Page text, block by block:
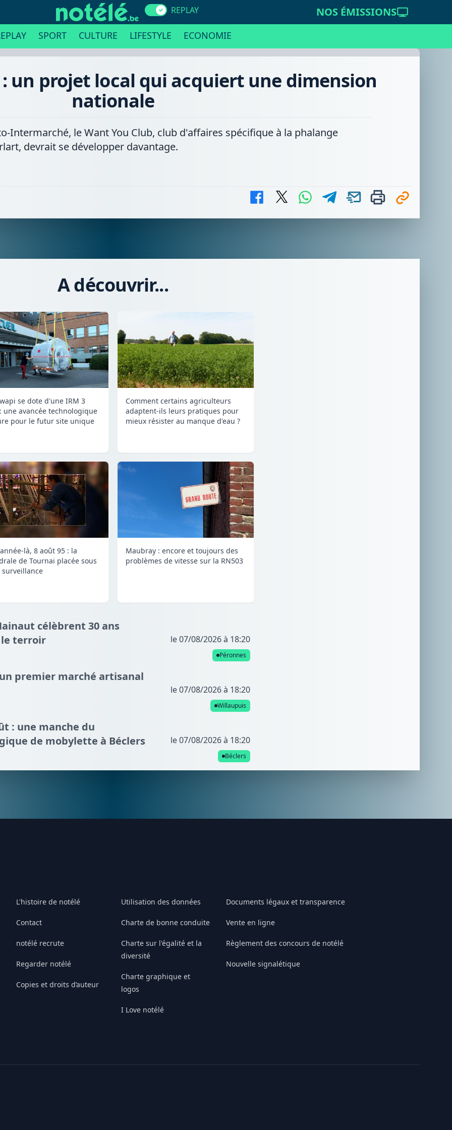
REPLAY NOS ÉMISSIONS
SPORT CULTURE LIFESTYLE ECONOMIE
: un projet local qui acquiert une dimension
nationale
Intermarché, le Want You Club, club d'affaires spécifique à la phalange
devrait se développer davantage.
A découvrir...
se dote d'une IRM 3
une avancée technologique
pour le futur site unique
Comment certains agriculteurs
adaptent-ils leurs pratiques pour
mieux résister au manque d'eau ?
là, 8 août 95 : la
de Tournai placée sous
surveillance
Maubray : encore et toujours des
problèmes de vitesse sur la RN503
célèbrent 30 ans
terroir
le 07/08/2026 à 18:20
Péronnes
premier marché artisanal
le 07/08/2026 à 18:20
Willaupuis
: une manche du
de mobylette à Béclers
le 07/08/2026 à 18:20
Béclers
L'histoire de notélé
Contact
notélé recrute
Regarder notélé
Copies et droits d’auteur
Utilisation des données
Charte de bonne conduite
Charte sur l'égalité et la
diversité
Charte graphique et
logos
I Love notélé
Documents légaux et transparence
Vente en ligne
Règlement des concours de notélé
Nouvelle signalétique